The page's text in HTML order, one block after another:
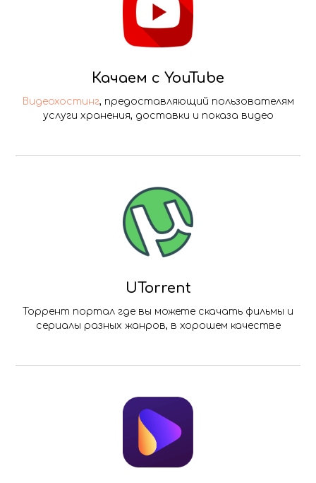
Качаем с YouTube
Видеохостинг, предоставляющий пользователям
услуги хранения, доставки и показа видео
UTorrent
Торрент портал где вы можете скачать фильмы и
сериалы разных жанров, в хорошем качестве